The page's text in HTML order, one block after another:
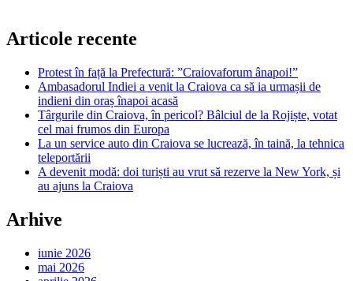
Articole recente
Protest în față la Prefectură: ”Craiovaforum ânapoi!”
Ambasadorul Indiei a venit la Craiova ca să ia urmașii de
indieni din oraș înapoi acasă
Târgurile din Craiova, în pericol? Bâlciul de la Rojiște, votat
cel mai frumos din Europa
La un service auto din Craiova se lucrează, în taină, la tehnica
teleportării
A devenit modă: doi turiști au vrut să rezerve la New York, și
au ajuns la Craiova
Arhive
iunie 2026
mai 2026